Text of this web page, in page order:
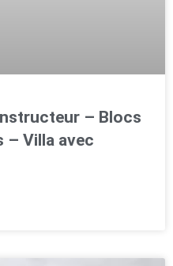
– Blocs
– Villa avec